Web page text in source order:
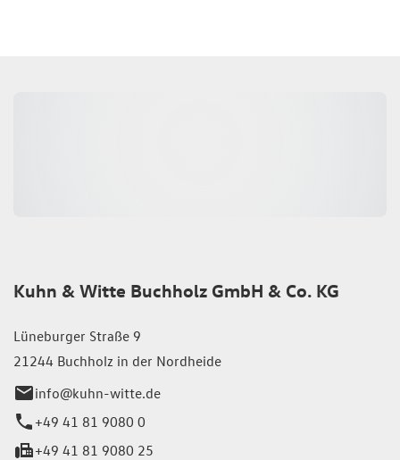
Kuhn & Witte Buchholz GmbH & Co. KG
Lüneburger Straße 9
21244 Buchholz in der Nordheide
info@kuhn-witte.de
+49 41 81 9080 0
+49 41 81 9080 25